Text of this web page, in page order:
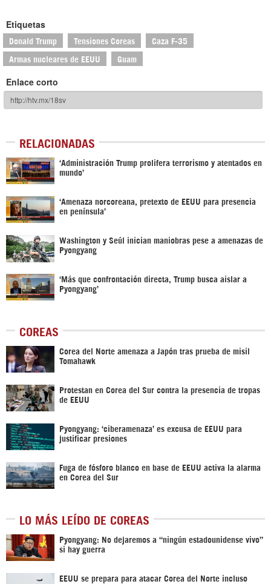
Etiquetas
Donald Trump Tensiones Coreas Caza F-35
Armas nucleares de EEUU Guam
Enlace corto
RELACIONADAS
‘Administración Trump prolifera terrorismo y atentados en
mundo’
‘Amenaza norcoreana, pretexto de EEUU para presencia
en península’
Washington y Seúl inician maniobras pese a amenazas de
Pyongyang
‘Más que confrontación directa, Trump busca aislar a
Pyongyang’
COREAS
Corea del Norte amenaza a Japón tras prueba de misil
Tomahawk
Protestan en Corea del Sur contra la presencia de tropas
de EEUU
Pyongyang: ‘ciberamenaza’ es excusa de EEUU para
justificar presiones
Fuga de fósforo blanco en base de EEUU activa la alarma
en Corea del Sur
LO MÁS LEÍDO DE COREAS
Pyongyang: No dejaremos a “ningún estadounidense vivo”
si hay guerra
EEUU se prepara para atacar Corea del Norte incluso